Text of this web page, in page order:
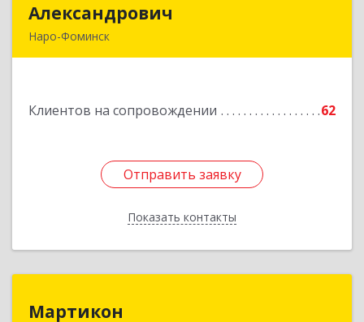
Александрович
Наро-Фоминск
Клиентов на сопровождении 62
Отправить заявку
Показать контакты
Отправить заявку
Назад
Мартикон